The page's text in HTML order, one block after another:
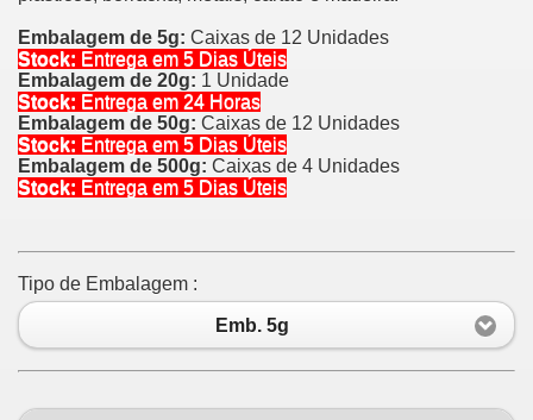
Embalagem de 5g: Caixas de 12 Unidades
Stock: Entrega em 5 Dias Úteis
Embalagem de 20g: 1 Unidade
Stock: Entrega em 24 Horas
Embalagem de 50g: Caixas de 12 Unidades
Stock: Entrega em 5 Dias Úteis
Embalagem de 500g: Caixas de 4 Unidades
Stock: Entrega em 5 Dias Úteis
Tipo de Embalagem :
Emb. 5g